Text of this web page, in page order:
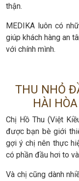
thận.
MEDIKA luôn có
giúp khách hàng an
với chính mình.
THU NHỎ
HÀI
Chị Hồ Thu (Việt
được bạn bè giới
gợi ý chị nên thực
có phần đầu hơi to
Và chị cũng dành